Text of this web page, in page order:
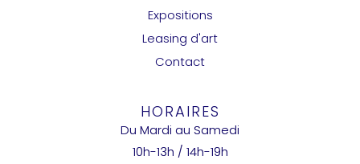
Expositions
Leasing d'art
Contact
HORAIRES
Du Mardi au Samedi
10h-13h / 14h-19h